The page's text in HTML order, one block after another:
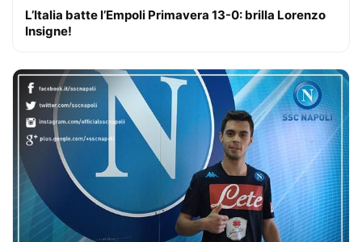
L’Italia batte l’Empoli Primavera 13-0: brilla Lorenzo
Insigne!